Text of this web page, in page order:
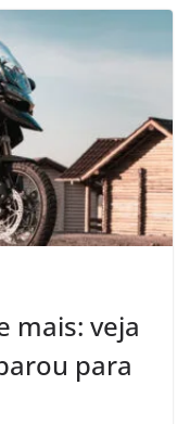
mais: veja
para